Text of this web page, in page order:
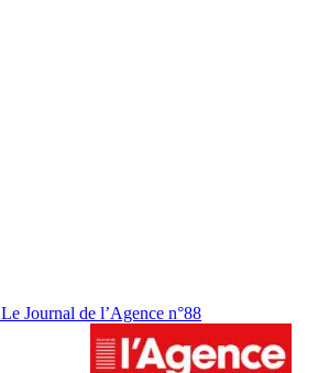
Le Journal de l’Agence n°88